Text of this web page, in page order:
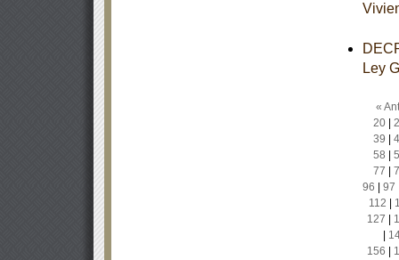
Ley
«
20|
39
58
77
96
97
112
127
156